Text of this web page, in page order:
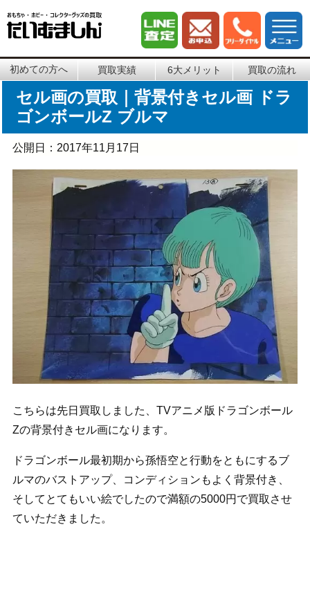
初めての方へ 買取実績 6大メリット 買取の流れ
セル画の買取｜背景付きセル画 ドラ
ゴンボールZ ブルマ
公開日： 2017年11月17日
こちらは先日買取しました、TVアニメ版ドラゴンボール
Zの背景付きセル画になります。
ドラゴンボール最初期から孫悟空と行動をともにするブ
ルマのバストアップ、コンディションもよく背景付き、
そしてとてもいい絵でしたので満額の5000円で買取させ
ていただきました。